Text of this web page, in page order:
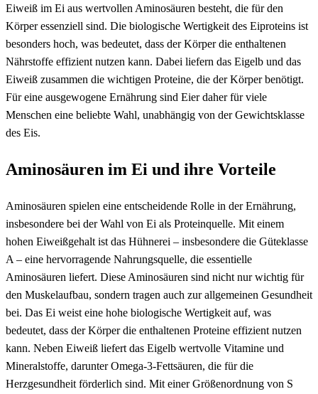
Eiweiß im Ei aus wertvollen Aminosäuren besteht, die für den
Körper essenziell sind. Die biologische Wertigkeit des Eiproteins ist
besonders hoch, was bedeutet, dass der Körper die enthaltenen
Nährstoffe effizient nutzen kann. Dabei liefern das Eigelb und das
Eiweiß zusammen die wichtigen Proteine, die der Körper benötigt.
Für eine ausgewogene Ernährung sind Eier daher für viele
Menschen eine beliebte Wahl, unabhängig von der Gewichtsklasse
des Eis.
Aminosäuren im Ei und ihre Vorteile
Aminosäuren spielen eine entscheidende Rolle in der Ernährung,
insbesondere bei der Wahl von Ei als Proteinquelle. Mit einem
hohen Eiweißgehalt ist das Hühnerei – insbesondere die Güteklasse
A – eine hervorragende Nahrungsquelle, die essentielle
Aminosäuren liefert. Diese Aminosäuren sind nicht nur wichtig für
den Muskelaufbau, sondern tragen auch zur allgemeinen Gesundheit
bei. Das Ei weist eine hohe biologische Wertigkeit auf, was
bedeutet, dass der Körper die enthaltenen Proteine effizient nutzen
kann. Neben Eiweiß liefert das Eigelb wertvolle Vitamine und
Mineralstoffe, darunter Omega-3-Fettsäuren, die für die
Herzgesundheit förderlich sind. Mit einer Größenordnung von S